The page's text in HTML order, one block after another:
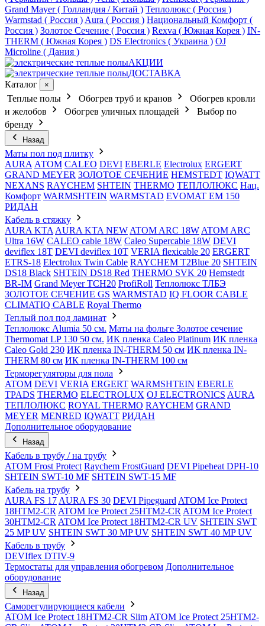
Grand Mayer ( Голландия / Китай ) Теплолюкс ( Россия )
Warmstad ( Россия ) Aura ( Россия ) Национальный Комфорт (
Россия ) Золотое Сечение ( Россия ) Rexva ( Южная Корея ) IN-
THERM ( Южная Корея ) DS Electronics ( Украина ) OJ
Microline ( Дания )
АКЦИИ
ДОСТАВКА
Каталог
×
Теплые полы Обогрев труб и кранов
Обогрев кровли
и желобов
Обогрев уличных площадей
Выбор по
бренду
Назад
Маты пол под плитку
AURA АТОМ CALEO DEVI EBERLE Electrolux ERGERT
GRAND MEYER ЗОЛОТОЕ СЕЧЕНИЕ HEMSTEDT IQWATT
NEXANS RAYCHEM SHTEIN THERMO ТЕПЛОЛЮКС Нац.
Комфорт WARMSHTEIN WARMSTAD EVOMAT EM 150
РИДАН
Кабель в стяжку
AURA KTA AURA KTA NEW ATOM ARC 18W ATOM ARC
Ultra 16W CALEO cable 18W Caleo Supercable 18W DEVI
deviflex 18T DEVI deviflex 10T VERIA flexicable 20 ERGERT
ETRS-18 Electrolux Twin Cable RAYCHEM T2Blue 20 SHTEIN
DS18 Black SHTEIN DS18 Red THERMO SVK 20 Hemstedt
BR-IM Grand Meyer TCH20 ProfiRoll Теплолюкс ТЛБЭ
ЗОЛОТОЕ СЕЧЕНИЕ GS WARMSTAD IQ FLOOR CABLE
CLIMATIQ CABLE Royal Thermo
Теплый пол под ламинат
Теплолюкс Alumia 50 см. Маты на фольге Золотое сечение
Thermomat LP 130 50 cм. ИК пленка Caleo Platinum ИК пленка
Caleo Gold 230 ИК пленка IN-THERM 50 см ИК пленка IN-
THERM 80 см ИК пленка IN-THERM 100 см
Терморегуляторы для пола
ATOM DEVI VERIA ERGERT WARMSHTEIN EBERLE
TPADS THERMO ELECTROLUX OJ ELECTRONICS AURA
ТЕПЛОЛЮКС ROYAL THERMO RAYCHEM GRAND
MEYER MENRED IQWATT РИДАН
Дополнительное оборудование
Назад
Кабель в трубу / на трубу
ATOM Frost Protect Raychem FrostGuard DEVI Pipeheat DPH-10
SHTEIN SWT-10 MF SHTEIN SWT-15 MF
Кабель на трубу
AURA FS 17 AURA FS 30 DEVI Pipeguard ATOM Ice Protect
18HTM2-CR ATOM Ice Protect 25HTM2-CR ATOM Ice Protect
30HTM2-CR ATOM Ice Protect 18HTM2-CR UV SHTEIN SWT
25 MP UV SHTEIN SWT 30 MP UV SHTEIN SWT 40 MP UV
Кабель в трубу
DEVIflex DTIV-9
Термостаты для управления обогревом Дополнительное
оборудование
Назад
Саморегулирующиеся кабели
ATOM Ice Protect 18HTM2-CR Slim ATOM Ice Protect 25HTM2-